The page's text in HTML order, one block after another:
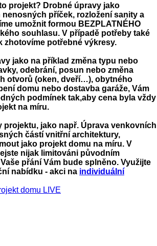
projekt? Drobné úpravy jako
příček, rozložení sanity a
umožnit formou BEZPLATNÉHO
souhlasu. V případě potřeby také
zhotovíme potřebné výkresy.
jako na příklad změna typu nebo
odebrání, posun nebo změna
otvorů (oken, dveří…), obytného
domu nebo dostavba garáže, Vám
podmínek tak,aby cena byla vždy
na míru.
projektu, jako např. Úprava venkovních
částí vnitřní architektury,
jako projekt domu na míru. V
nijak limitováni původním
přání Vám bude splněno. Využijte
nabídku - akci na individuální